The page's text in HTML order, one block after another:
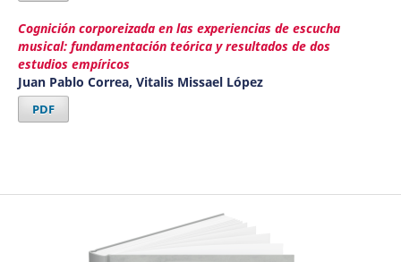
Cognición corporeizada en las experiencias de escucha
musical: fundamentación teórica y resultados de dos
estudios empíricos
Juan Pablo Correa, Vitalis Missael López
PDF